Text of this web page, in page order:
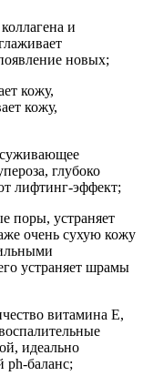
и
новых;
кожу,
кожу,
глубоко
лифтинг-эффект;
поры, устраняет
очень сухую кожу
устраняет шрамы
витамина Е,
идеально
ph-баланс;